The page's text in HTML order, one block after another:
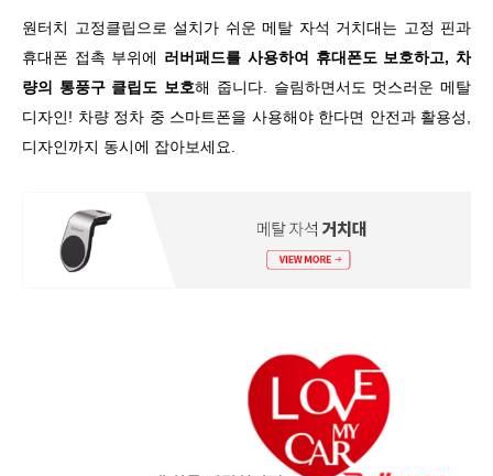
원터치 고정클립으로 설치가 쉬운 메탈 자석 거치대는 고정 핀과
휴대폰 접촉 부위에 러버패드를 사용하여 휴대폰도 보호하고, 차
량의 통풍구 클립도 보호해 줍니다. 슬림하면서도 멋스러운 메탈
디자인! 차량 정차 중 스마트폰을 사용해야 한다면 안전과 활용성,
디자인까지 동시에 잡아보세요.